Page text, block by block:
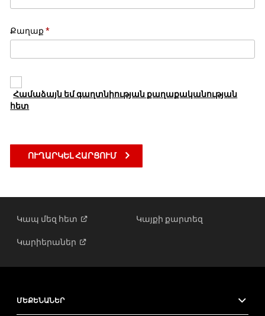
Քաղաք
է
Համաձայն եմ գաղտնիության քաղաքականության
հետ
Կապ մեզ հետ Կայքի քարտեզ
Կարիերաներ
ՄԵՔԵՆԱՆԵՐ